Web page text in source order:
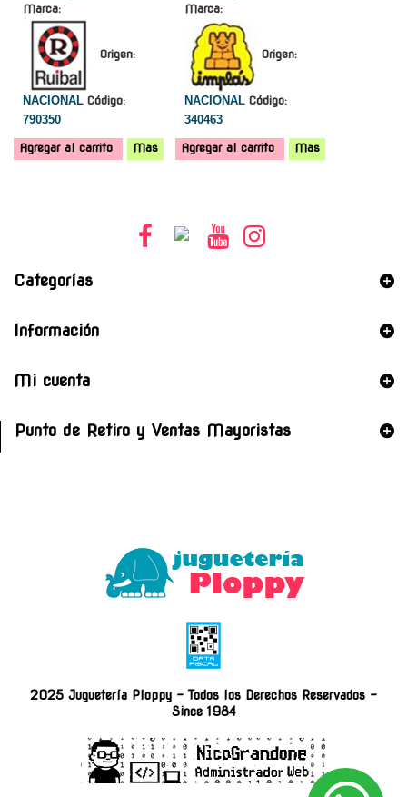
Marca:
Origen:
NACIONAL Código:
790350
Agregar al carrito Mas
Marca:
Origen:
NACIONAL Código:
340463
Agregar al carrito Mas
Categorías
Información
Mi cuenta
Punto de Retiro y Ventas Mayoristas
2025 Juguetería Ploppy - Todos los Derechos Reservados -
Since 1984